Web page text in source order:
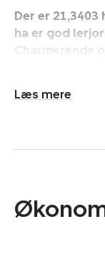
Der er 21,3403
ha er god
Charmerende
bilgarage/
https://